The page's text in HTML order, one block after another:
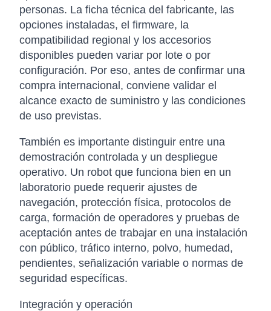
personas. La ficha técnica del fabricante, las
opciones instaladas, el firmware, la
compatibilidad regional y los accesorios
disponibles pueden variar por lote o por
configuración. Por eso, antes de confirmar una
compra internacional, conviene validar el
alcance exacto de suministro y las condiciones
de uso previstas.
También es importante distinguir entre una
demostración controlada y un despliegue
operativo. Un robot que funciona bien en un
laboratorio puede requerir ajustes de
navegación, protección física, protocolos de
carga, formación de operadores y pruebas de
aceptación antes de trabajar en una instalación
con público, tráfico interno, polvo, humedad,
pendientes, señalización variable o normas de
seguridad específicas.
Integración y operación